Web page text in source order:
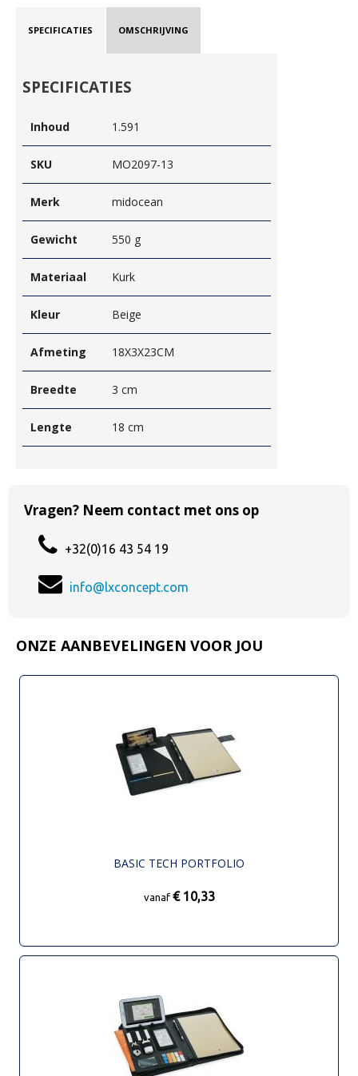
SPECIFICATIES OMSCHRIJVING
SPECIFICATIES
Inhoud 1.591
SKU MO2097-13
Merk midocean
Gewicht 550 g
Materiaal Kurk
Kleur Beige
Afmeting 18X3X23CM
Breedte 3 cm
Lengte 18 cm
Vragen? Neem contact met ons op
+32(0)16 43 54 19
info@lxconcept.com
ONZE AANBEVELINGEN VOOR JOU
BASIC TECH PORTFOLIO
vanaf € 10,33